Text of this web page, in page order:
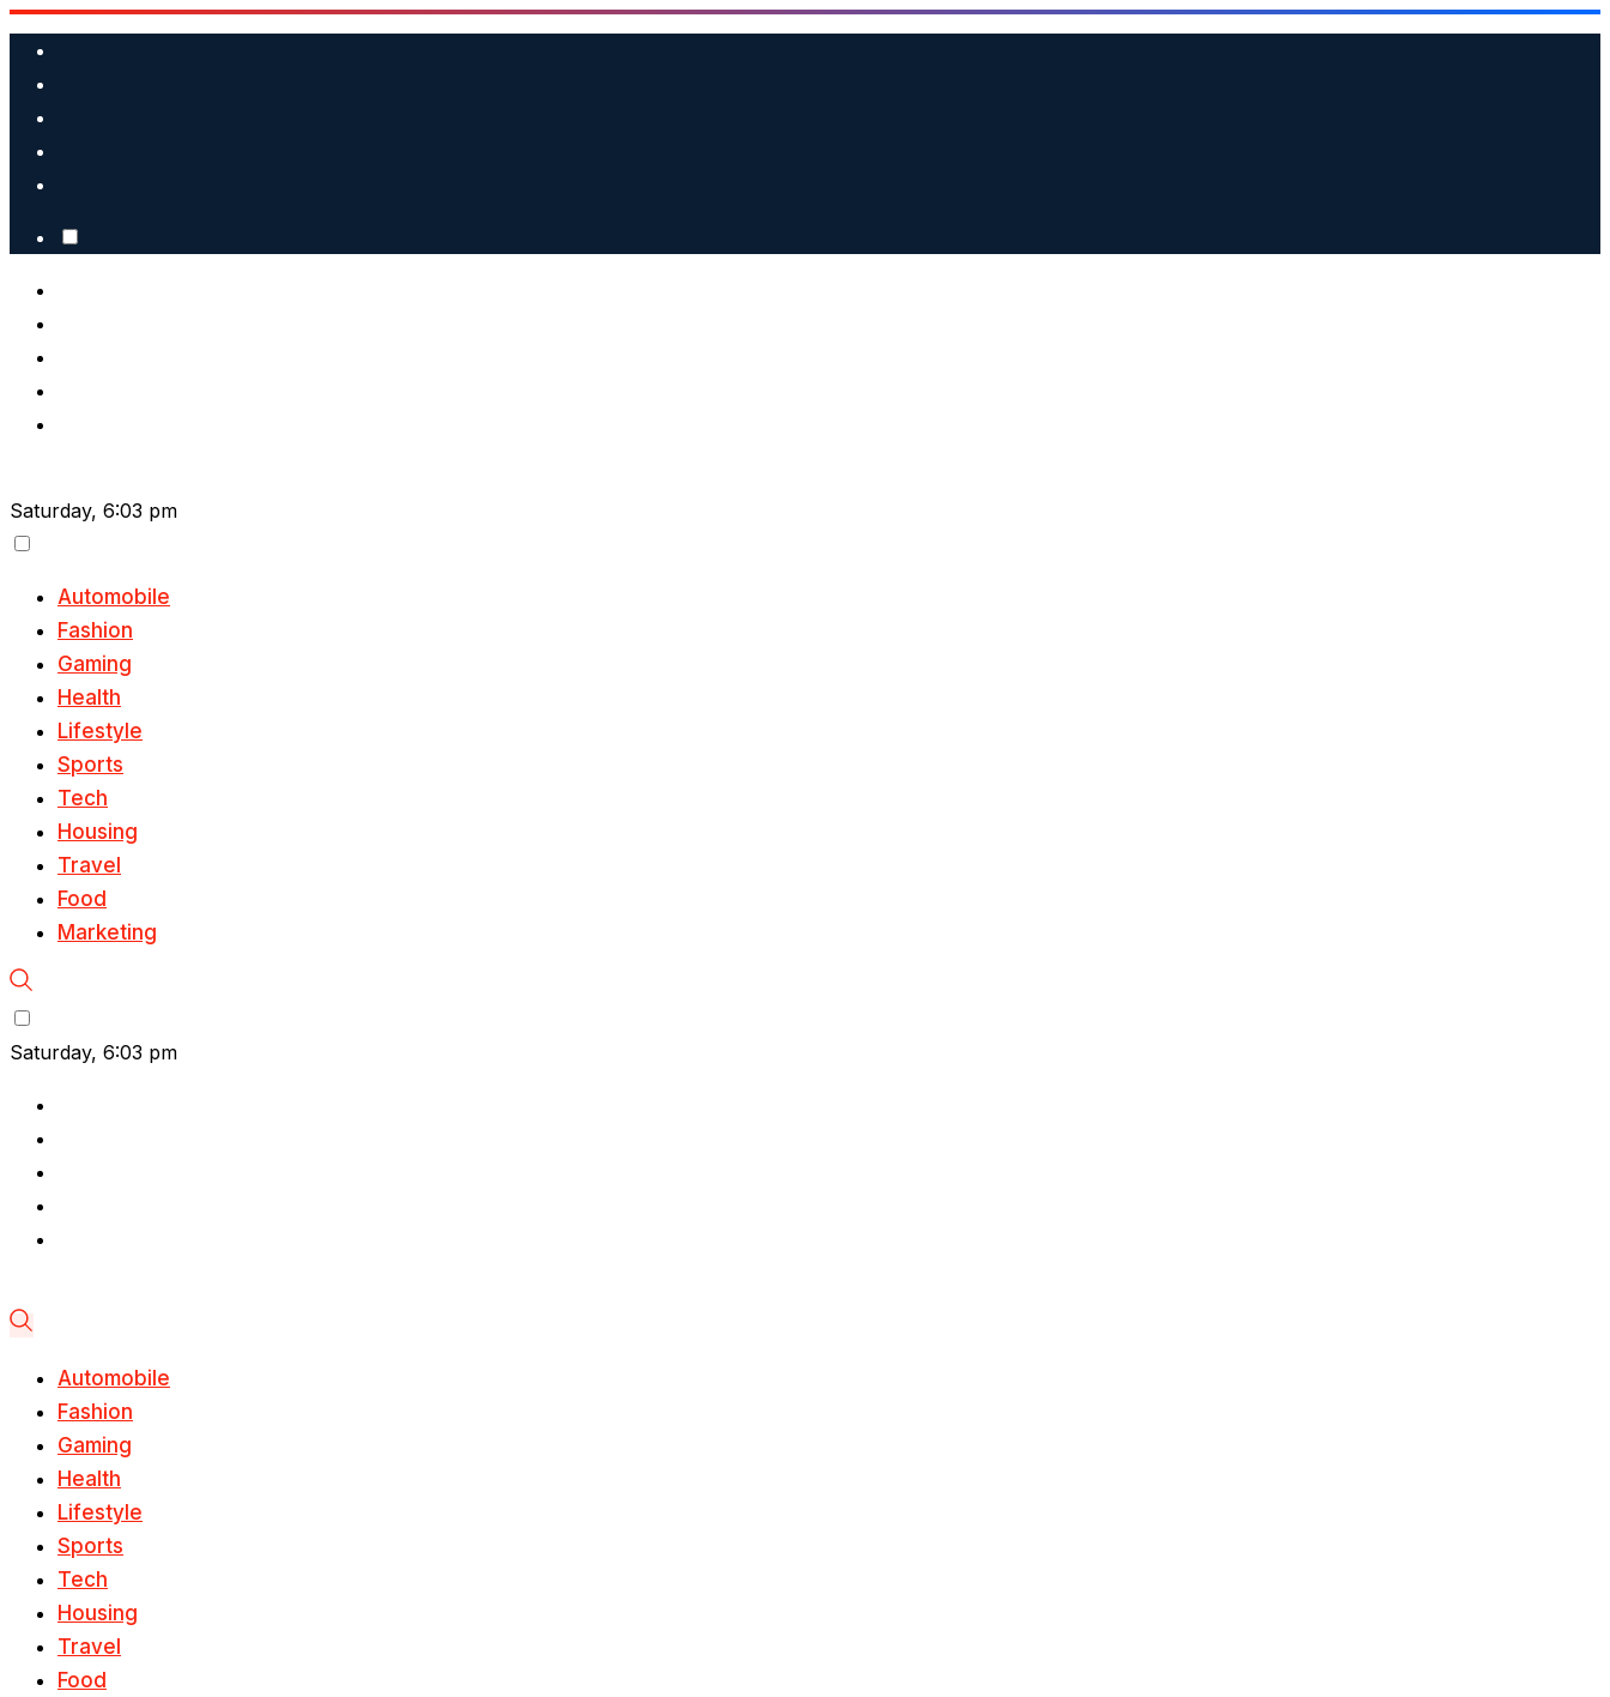
Skip
content
Saturday, 6:03 pm
Automobile
Fashion
Gaming
Health
Lifestyle
Sports
Tech
Housing
Travel
Food
Marketing
Saturday, 6:03 pm
Automobile
Fashion
Gaming
Health
Lifestyle
Sports
Tech
Housing
Travel
Food